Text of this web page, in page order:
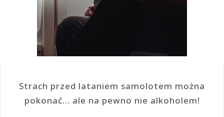
Strach przed lataniem samolotem można
pokonać… ale na pewno nie alkoholem!